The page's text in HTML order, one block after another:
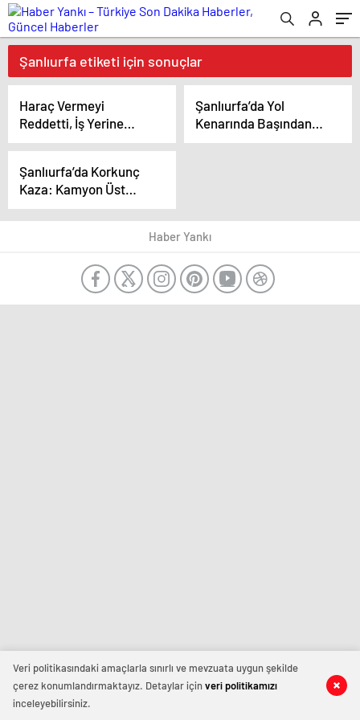
Şanlıurfa etiketi için sonuçlar
Haraç Vermeyi
Reddetti, İş Yerine
Kurşun Yağdırdılar
Şanlıurfa’da Yol
Kenarında Başından
Vurulan Kadın Hayatını
Şanlıurfa’da Korkunç
Kaza: Kamyon Üst
Geçitten Uçtu, 3 Ölü, 12
Yaralı
Haber Yankı
Veri politikasındaki amaçlarla sınırlı ve mevzuata uygun şekilde
çerez konumlandırmaktayız. Detaylar içinveri politikamızı
inceleyebilirsiniz.